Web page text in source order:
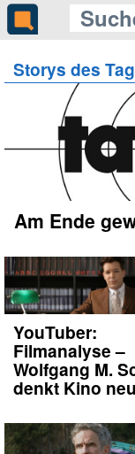
Storys des
Am Ende
YouTuber:
Filmanalyse –
Wolfgang M.
denkt Kino neu